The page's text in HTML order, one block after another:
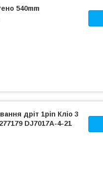
540mm
дріт 1pin Кліо 3
DJ7017A-4-21